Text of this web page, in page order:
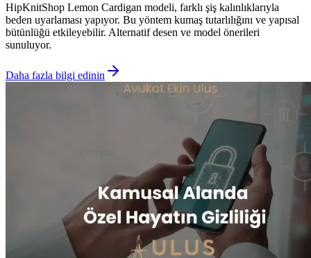
HipKnitShop Lemon Cardigan modeli, farklı şiş kalınlıklarıyla
beden uyarlaması yapıyor. Bu yöntem kumaş tutarlılığını ve yapısal
bütünlüğü etkileyebilir. Alternatif desen ve model önerileri
sunuluyor.
Daha fazla bilgi edinin